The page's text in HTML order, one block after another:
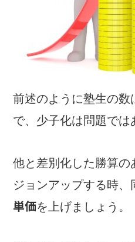
前述のように塾生の数
で、少子化は問題では
他と差別化した勝算
ジョンアップする時、
単価を上げましょう。